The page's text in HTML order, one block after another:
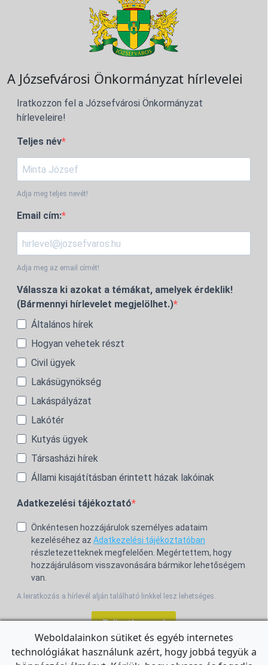
A Józsefvárosi Önkormányzat hírlevelei
Iratkozzon fel a Józsefvárosi Önkormányzat
hírleveleire!
Teljes név
Adja meg teljes nevét!
Email cím:
Adja meg az email címét!
Válassza ki azokat a témákat, amelyek érdeklik!
(Bármennyi hírlevelet megjelölhet.)
Általános hírek
Hogyan vehetek részt
Civil ügyek
Lakásügynökség
Lakáspályázat
Lakótér
Kutyás ügyek
Társasházi hírek
Állami kisajátításban érintett házak lakóinak
Adatkezelési tájékoztató
Önkéntesen hozzájárulok személyes adataim
kezeléséhez az Adatkezelési tájékoztatóban
részletezetteknek megfelelően. Megértettem, hogy
hozzájárulásom visszavonására bármikor lehetőségem
van.
A leiratkozás a hírlevél alján található linkkel lesz lehetséges.
Feliratkozom!
Weboldalainkon sütiket és egyéb internetes
technológiákat használunk azért, hogy jobbá tegyük a